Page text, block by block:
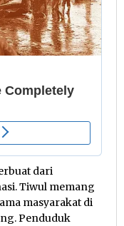
dari
Tiwul memang
masyarakat di
Penduduk